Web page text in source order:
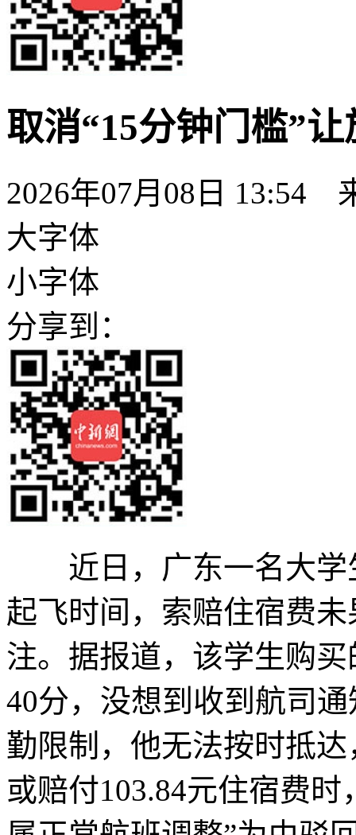
取消“15分钟门槛”
2026年07月08日 13:54
大字体
小字体
分享到：
近日，广东一名大学
起飞时间，索赔住宿费
注。据报道，该学生购
40分，没想到收到航司
勤限制，他无法按时抵
或赔付103.84元住宿费